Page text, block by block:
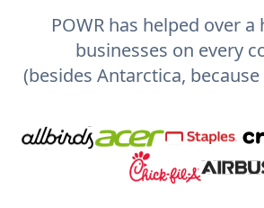
POWR has helped over
businesses on every
(besides Antarctica,